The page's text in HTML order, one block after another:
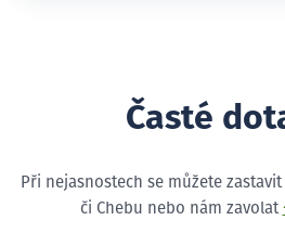
Časté
Při nejasnostech se můžete
či Chebu nebo nám zavolat